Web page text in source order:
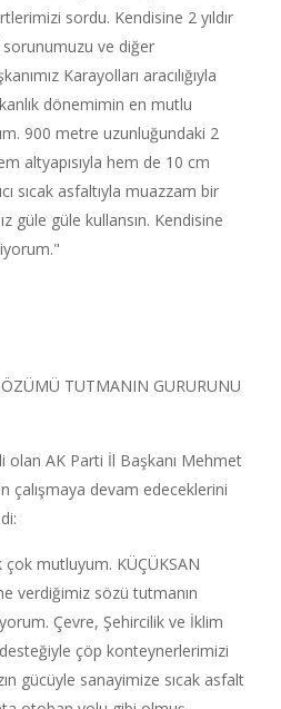
sordu. Kendisine 2 yıldır
ve diğer
Karayolları aracılığıyla
dönemimin en mutlu
900 metre uzunluğundaki 2
altyapısıyla hem de 10 cm
sıcak asfaltıyla muazzam bir
güle güle kullansın. Kendisine
TUTMANIN GURURUNU
olan AK Parti İl Başkanı Mehmet
çalışmaya devam edeceklerini
mutluyum. KÜÇÜKSAN
verdiğimiz sözü tutmanın
Çevre, Şehircilik ve İklim
desteğiyle çöp konteynerlerimizi
gücüyle sanayimize sıcak asfalt